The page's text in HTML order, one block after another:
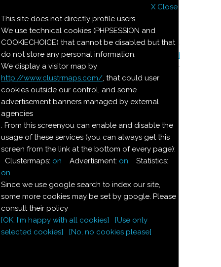
X Close
This site does not directly profile users.
We use technical cookies (PHPSESSION and
COOKIECHOICE) that cannot be disabled but that
do not store any personal information.
We display a visitor map by
http://www.clustrmaps.com/, that could user
cookies outside our control, and some
advertisement banners managed by external
agencies
. From this screenyou can enable and disable the
usage of these services (you can always get this
screen from the link at the bottom of every page):
Clustermaps: on Advertisment: on Statistics:
on
Since we use google search to index our site,
some more cookies may be set by google. Please
consult their policy
[OK. I'm happy with all cookies]
[Use only
selected cookies]
[No, no cookies please]
Le ricette di Pierre
Il quaderno di casa Magnaghi-Zorzoli
Le ricette di Pierre
CHARLOTTE ALLA
FRUTTA
Per 4
persone:
3 banane